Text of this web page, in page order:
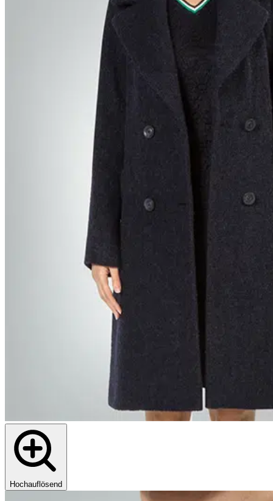
Hochauflösend